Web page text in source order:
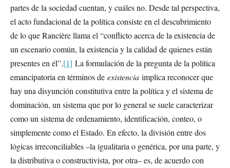
partes de la sociedad cuentan, y cuáles no. Desde tal perspectiva,
el acto fundacional de la política consiste en el descubrimiento
de lo que Rancière llama el “conflicto acerca de la existencia de
un escenario común, la existencia y la calidad de quienes están
presentes en él”.[1] La formulación de la pregunta de la política
emancipatoria en términos de existencia implica reconocer que
hay una disyunción constitutiva entre la política y el sistema de
dominación, un sistema que por lo general se suele caracterizar
como un sistema de ordenamiento, identificación, conteo, o
simplemente como el Estado. En efecto, la división entre dos
lógicas irreconciliables –la igualitaria o genérica, por una parte, y
la distributiva o constructivista, por otra– es, de acuerdo con